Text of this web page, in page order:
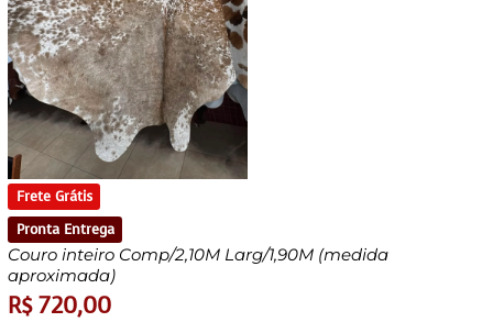
Frete Grátis
Pronta Entrega
Couro inteiro Comp/2,10M Larg/1,90M (medida
aproximada)
R$720,00